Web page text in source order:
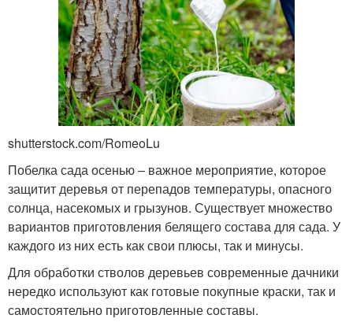
shutterstock.com/RomeoLu
Побелка сада осенью – важное мероприятие, которое
защитит деревья от перепадов температуры, опасного
солнца, насекомых и грызунов. Существует множество
вариантов приготовления белящего состава для сада. У
каждого из них есть как свои плюсы, так и минусы.
Для обработки стволов деревьев современные дачники
нередко используют как готовые покупные краски, так и
самостоятельно приготовленные составы.